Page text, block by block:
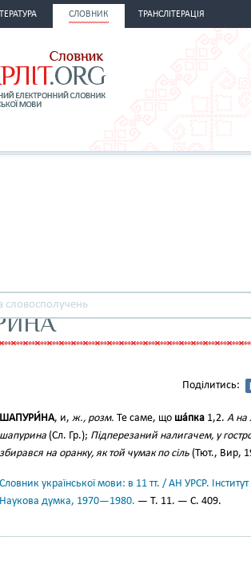
СЛОВНИК ТРАНСЛІТЕРАЦІЯ
Поділитись:
ШАПУРИ́НА, и, ж., розм. Те саме, що ша́пка 1,2. А на
шапурина (Сл. Гр.); Підперезаний налигачем, у
збирався на оранку, як той чумак по сіль (Тют., Вир,
Словник української мови: в 11 тт. / АН УРСР.
Наукова думка, 1970—1980. — Т. 11. — С. 409.